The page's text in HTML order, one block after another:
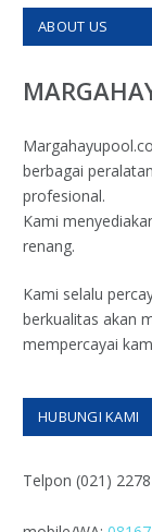
ABOUT US
berbagai
profesional.
Kami
renang.
Kami selalu
berkualitas akan
mempercayai
HUBUNGI KAMI
Telpon (021)